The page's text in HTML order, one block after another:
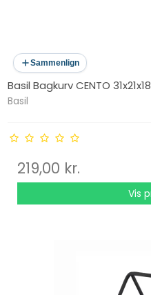
Sammenlign
Basil Bagkurv CENTO
Basil
219,00 kr.
Vis